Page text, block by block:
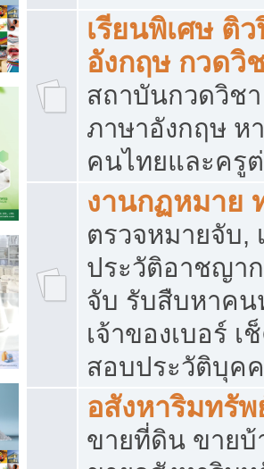
เรียนพิเศษ ติ
อังกฤษ กวดวิ
สถาบันกวดวิช
ภาษาอังกฤษ ห
คนไทยและครู
งานกฏหมาย
ตรวจหมายจับ,
ประวัติอาชญา
จับ รับสืบหาคน
เจ้าของเบอร์
สอบประวัติบุค
อสังหาริมทรัพ
ขายที่ดิน ขายบ้